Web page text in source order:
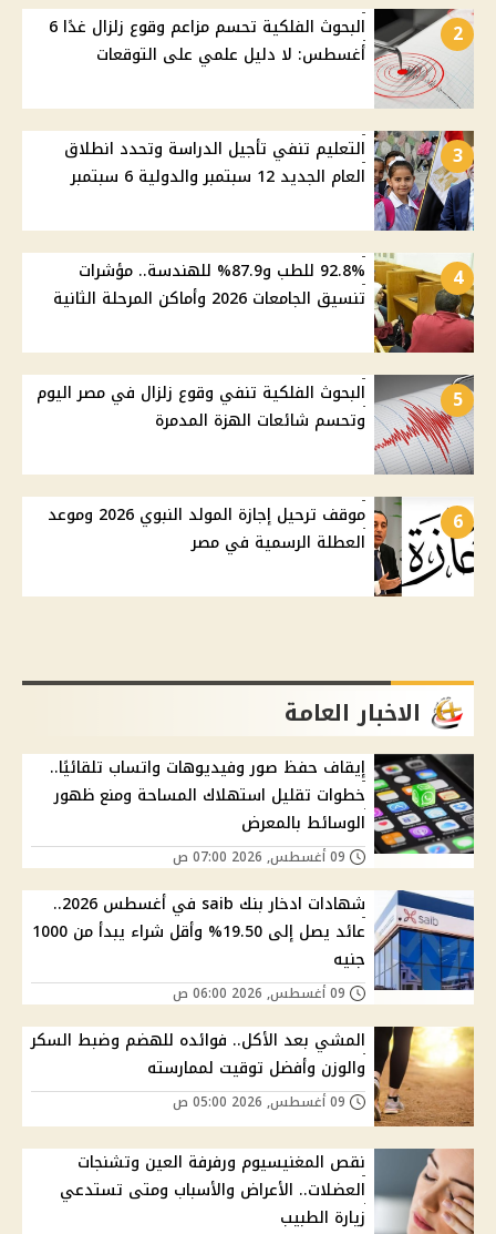
2
البحوث الفلكية تحسم مزاعم وقوع زلزال غدًا 6
أغسطس: لا دليل علمي على التوقعات
3
التعليم تنفي تأجيل الدراسة وتحدد انطلاق
العام الجديد 12 سبتمبر والدولية 6 سبتمبر
4
92.8% للطب و87.9% للهندسة.. مؤشرات
تنسيق الجامعات 2026 وأماكن المرحلة الثانية
5
البحوث الفلكية تنفي وقوع زلزال في مصر اليوم
وتحسم شائعات الهزة المدمرة
6
موقف ترحيل إجازة المولد النبوي 2026 وموعد
العطلة الرسمية في مصر
الاخبار العامة
إيقاف حفظ صور وفيديوهات واتساب تلقائيًا..
خطوات تقليل استهلاك المساحة ومنع ظهور
الوسائط بالمعرض
شهادات ادخار بنك saib في أغسطس 2026..
عائد يصل إلى 19.50% وأقل شراء يبدأ من 1000
جنيه
المشي بعد الأكل.. فوائده للهضم وضبط السكر
والوزن وأفضل توقيت لممارسته
نقص المغنيسيوم ورفرفة العين وتشنجات
العضلات.. الأعراض والأسباب ومتى تستدعي
زيارة الطبيب